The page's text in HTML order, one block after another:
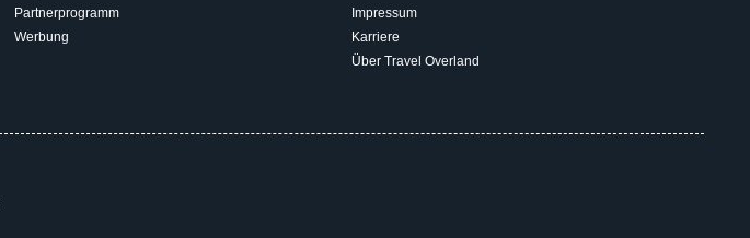
Partnerprogramm
Werbung
Impressum
Karriere
Über Travel Overland